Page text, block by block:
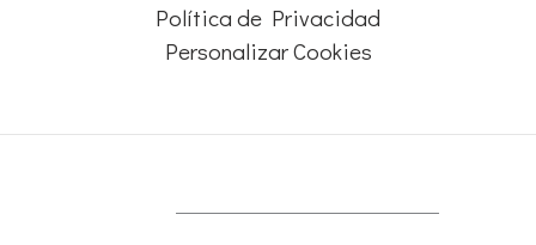
Política de Privacidad
Personalizar Cookies